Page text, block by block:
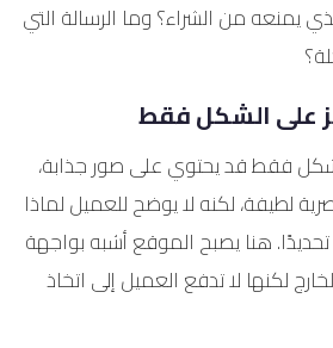
يمنعه من الشراء؟ وما الرسالة التي
على الشكل فقط
فقط قد يحتوي على صور جذابة،
لطيفة، لكنه لا يوضح للعميل لماذا
هنا يصبح الموقع أشبه بواجهة
لكنها لا تدفع العميل إلى اتخاذ